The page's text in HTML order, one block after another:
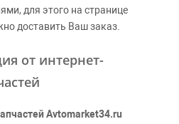
для этого на странице
доставить Ваш заказ.
от интернет-
Avtomarket34.ru